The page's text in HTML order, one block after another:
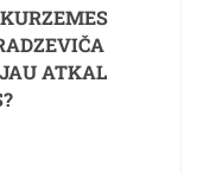
ATKAL